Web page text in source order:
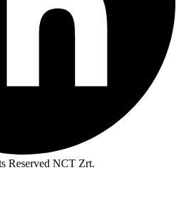
Reserved NCT Zrt.